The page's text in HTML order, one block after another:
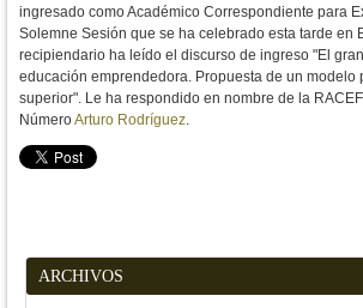
ingresado como Académico Correspondiente para
Solemne Sesión que se ha celebrado esta tarde en
recipiendario ha leído el discurso de ingreso "El
educación emprendedora. Propuesta de un modelo
superior". Le ha respondido en nombre de la
NúmeroArturo Rodríguez.
ARCHIVOS